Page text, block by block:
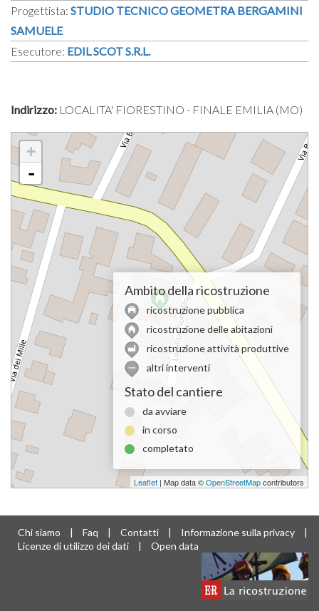
Progettista: STUDIO TECNICO GEOMETRA BERGAMINI
SAMUELE
Esecutore: EDIL SCOT S.R.L.
Indirizzo: LOCALITA' FIORESTINO - FINALE EMILIA (MO)
+
-
Ambito della ricostruzione
ricostruzione pubblica
ricostruzione delle abitazioni
ricostruzione attività produttive
altri interventi
Stato del cantiere
da avviare
in corso
completato
Leaflet | Map data ©OpenStreetMapcontributors
Chi siamo | Faq | Contatti | Informazione sulla privacy
|
Licenze di utilizzo dei dati
| Open data